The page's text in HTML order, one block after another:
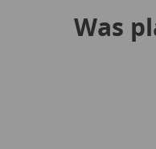
Was